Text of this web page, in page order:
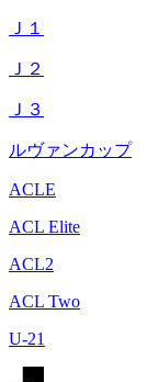
Ｊ１
Ｊ２
Ｊ３
ルヴァンカップ
ACLE
ACL Elite
ACL2
ACL Two
U-21